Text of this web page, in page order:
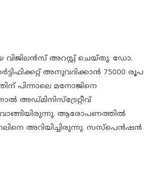
വിജിലന്‍സ് അറസ്റ്റ് ചെയ്തു. ഡോ.
അനുവദിക്കാന്‍ 75000 രൂപ
പിന്നാലെ മനോജിനെ
അഡ്മിനിസ്ട്രേറ്റീവ്
ആരോപണത്തില്‍
അറിയിച്ചിരുന്നു. സസ്പെന്‍ഷന്‍